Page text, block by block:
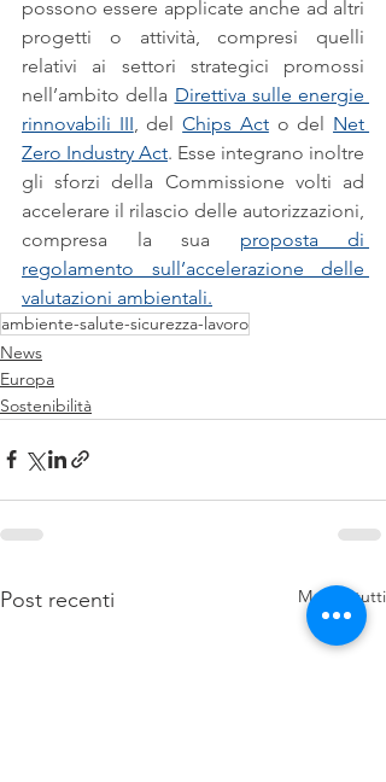
possono essere applicate anche ad altri
progetti o attività, compresi quelli
relativi ai settori strategici promossi
nell’ambito della Direttiva sulle energie
rinnovabili III , del Chips Act o del Net
Zero Industry Act. Esse integrano inoltre
gli sforzi della Commissione volti ad
accelerare il rilascio delle autorizzazioni,
compresa la sua proposta di
regolamento sull’accelerazione delle
valutazioni ambientali.
ambiente-salute-sicurezza-lavoro
News
Europa
Sostenibilità
Post recenti Mostra tutti